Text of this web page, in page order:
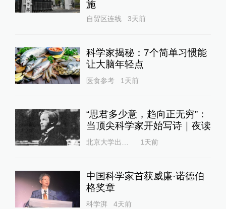
施
自贸区连线 3天前
科学家揭秘：7个简单习惯能
让大脑年轻点
医食参考 1天前
“思君多少意，趋向正无穷”：
当顶尖科学家开始写诗｜夜读
北京大学出版社 1天前
中国科学家首获威廉·诺德伯
格奖章
科学湃 4天前